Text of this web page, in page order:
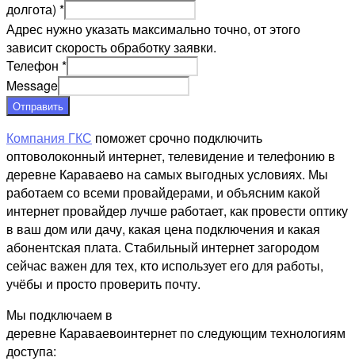
долгота) *
Адрес нужно указать максимально точно, от этого
зависит скорость обработку заявки.
Телефон *
Message
Отправить
Компания ГКС поможет срочно подключить
оптоволоконный интернет, телевидение и телефонию в
деревне Караваево на самых выгодных условиях. Мы
работаем со всеми провайдерами, и объясним какой
интернет провайдер лучше работает, как провести оптику
в ваш дом или дачу, какая цена подключения и какая
абонентская плата. Стабильный интернет загородом
сейчас важен для тех, кто использует его для работы,
учёбы и просто проверить почту.
Мы подключаем в
деревне Караваевоинтернет по следующим технологиям
доступа: